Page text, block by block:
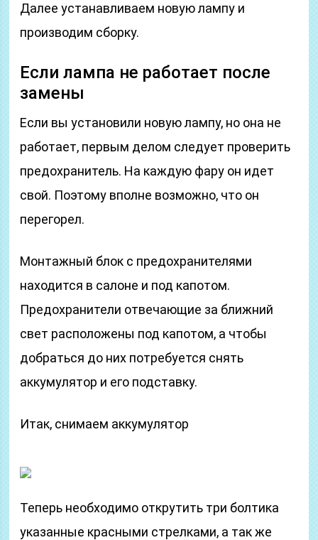
Далее устанавливаем новую лампу и
производим сборку.
Если лампа не работает после
замены
Если вы установили новую лампу, но она не
работает, первым делом следует проверить
предохранитель. На каждую фару он идет
свой. Поэтому вполне возможно, что он
перегорел.
Монтажный блок с предохранителями
находится в салоне и под капотом.
Предохранители отвечающие за ближний
свет расположены под капотом, а чтобы
добраться до них потребуется снять
аккумулятор и его подставку.
Итак, снимаем аккумулятор
Теперь необходимо открутить три болтика
указанные красными стрелками, а так же